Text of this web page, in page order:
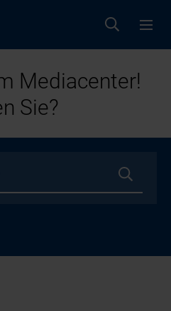
Mediacenter!
Sie?